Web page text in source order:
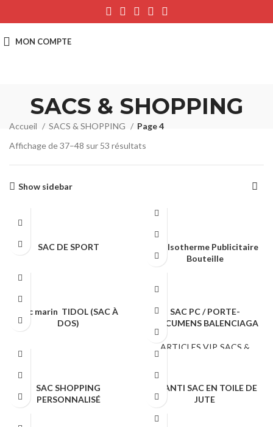
SACS & SHOPPING
Accueil SACS & SHOPPING
Page 4
Affichage de 37–48 sur 53 résultats
Show sidebar
SAC DE SPORT
Sac Isotherme Publicitaire
Bouteille
Sac marin TIDOL (SAC À
DOS)
SAC PC / PORTE-
DOCUMENS BALENCIAGA
ARTICLES VIP, SACS &
SAC SHOPPING
PERSONNALISÉ
SHANTI SAC EN TOILE DE
JUTE